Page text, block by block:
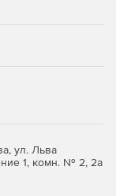
так и для
для
ул. Льва
1, комн. № 2, 2а